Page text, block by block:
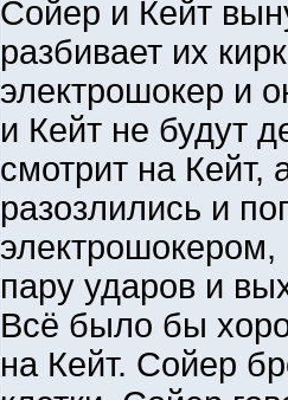
Сойер и Кейт
разбивает их
электрошокер и
и Кейт не будут
смотрит на Кейт,
разозлились и
электрошокером,
пару ударов и
Всё было бы
на Кейт. Сойер